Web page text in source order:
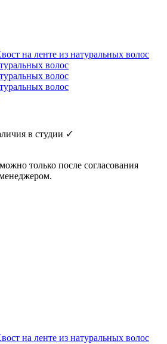
в студии ✓
только после согласования